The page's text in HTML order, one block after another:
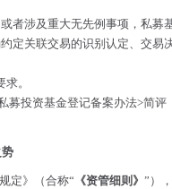
者涉及重大无先例事项，私募
定关联交易的识别认定、交易
。
私募投资基金登记备案办法>简
定》（合称“ 《资管细则》 ”）